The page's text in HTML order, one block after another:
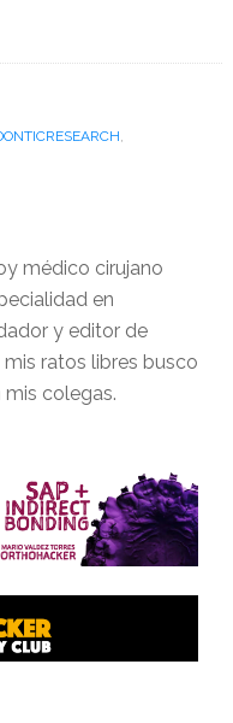
médico cirujano
en
y editor de
mis ratos libres busco
colegas.